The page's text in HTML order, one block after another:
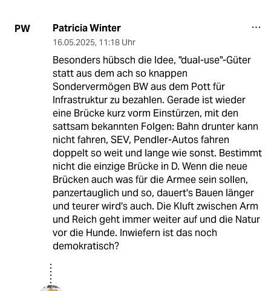
PW Patricia Winter
16.05.2025, 11:18 Uhr
Besonders hübsch die Idee, "dual-use"-Güter
statt aus dem ach so knappen
Sondervermögen BW aus dem Pott für
Infrastruktur zu bezahlen. Gerade ist wieder
eine Brücke kurz vorm Einstürzen, mit den
sattsam bekannten Folgen: Bahn drunter kann
nicht fahren, SEV, Pendler-Autos fahren
doppelt so weit und lange wie sonst. Bestimmt
nicht die einzige Brücke in D. Wenn die neue
Brücken auch was für die Armee sein sollen,
panzertauglich und so, dauert's Bauen länger
und teurer wird's auch. Die Kluft zwischen Arm
und Reich geht immer weiter auf und die Natur
vor die Hunde. Inwiefern ist das noch
demokratisch?